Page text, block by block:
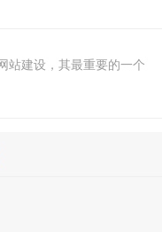
站建设，其最重要的一个